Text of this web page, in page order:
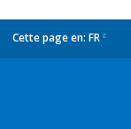
Cette page en: FR